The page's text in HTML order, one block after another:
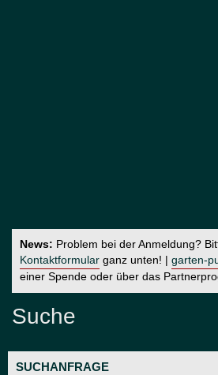
News: Problem bei der Anmeldung?
Kontaktformular ganz unten! | garten-
einer Spende oder über das
Suche
SUCHANFRAGE